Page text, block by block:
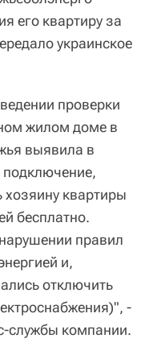
его квартиру за
украинское
проверки
жилом доме в
выявила в
подключение,
квартиры
бесплатно.
правил
и,
отключить
-
службы компании.